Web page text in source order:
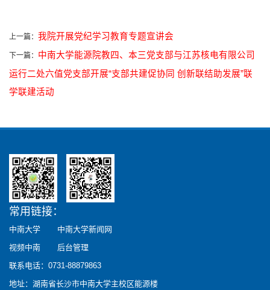
上一篇： 我院开展党纪学习教育专题宣讲会
下一篇： 中南大学能源院教四、本三党支部与江苏核电有限公司
运行二处六值党支部开展“支部共建促协同 创新联结助发展”联
学联建活动
常用链接：
中南大学
中南大学新闻网
视频中南
后台管理
联系电话：0731-88879863
地址：湖南省长沙市中南大学主校区能源楼